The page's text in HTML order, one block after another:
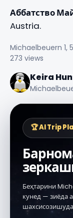
Аббатство
Austria.
Michaelbeuern 1,
273 views
Keira
🏆 AI Trip
Беҳтарини
кунед — зиёда